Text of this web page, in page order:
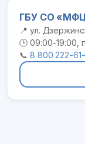
ГБУ СО
📍 ул.
🕒 09:00-19:00,
📞 8 800 222-